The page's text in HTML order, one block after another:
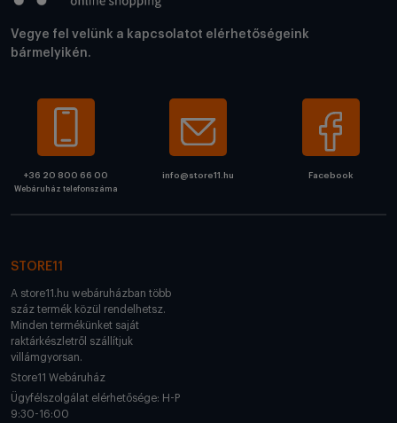
Vegye fel velünk a kapcsolatot elérhetőségeink
bármelyikén.
+36 20 800 66 00
Webáruház telefonszáma
info@store11.hu Facebook
STORE11
A store11.hu webáruházban több
száz termék közül rendelhetsz.
Minden termékünket saját
raktárkészletről szállítjuk
villámgyorsan.
Store11 Webáruház
Ügyfélszolgálat elérhetősége: H-P
9:30-16:00